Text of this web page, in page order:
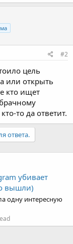
цель
или открыть
кто ищет
то да ответит.
ответа.
убивает
вышли)
одну интересную